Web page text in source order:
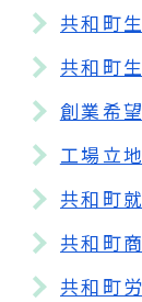
創業希
工場立